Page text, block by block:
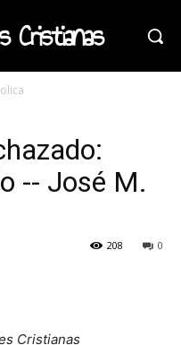
Cristianas
-- José M.
0
208
Cristianas